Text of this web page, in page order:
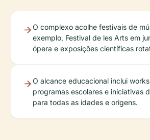
O complexo acolhe festivais de
exemplo, Festival de les Arts em
ópera e exposições científicas
O alcance educacional inclui
programas escolares e iniciativas
para todas as idades e origens.